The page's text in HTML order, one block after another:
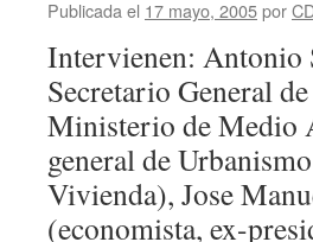
Publicada el 17 mayo, 2005por
Intervienen: Antonio
Secretario General
Ministerio de Medio
general de
Vivienda), Jose
(economista, ex-